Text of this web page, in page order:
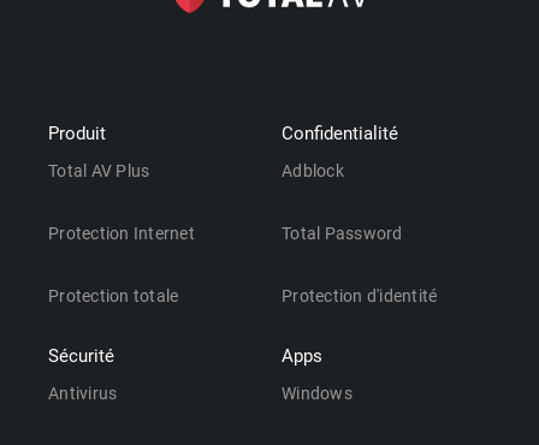
Produit
Total AV Plus
Protection Internet
Protection totale
Sécurité
Antivirus
Confidentialité
Adblock
Total Password
Protection d'identité
Apps
Windows